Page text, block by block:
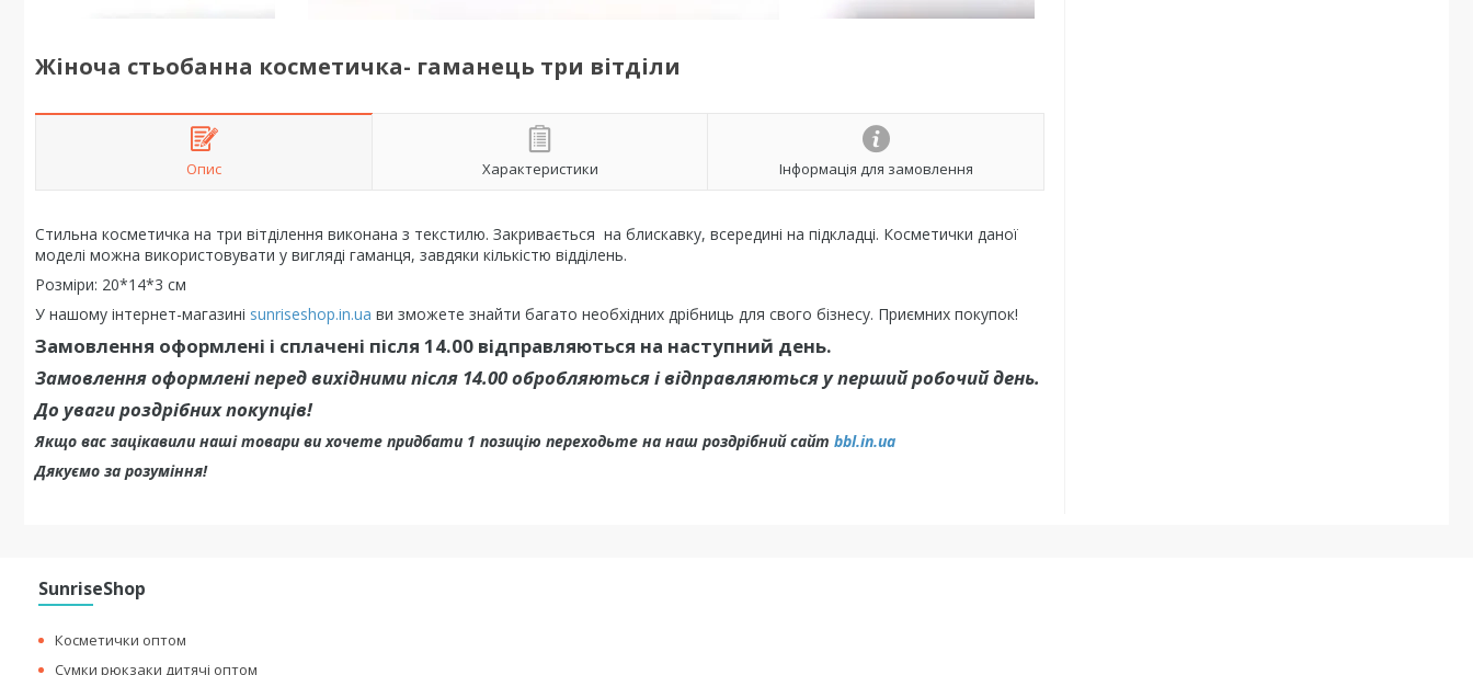
Жіноча стьобанна косметичка- гаманець три вітділи
Опис Характеристики Інформація для замовлення
Стильна косметичка на три вітділення виконана з текстилю. Закривається на блискавку, всередині на підкладці. Косметички даної
моделі можна використовувати у вигляді гаманця, завдяки кількістю відділень.
Розміри: 20*14*3 см
У нашому інтернет-магазині sunriseshop.in.ua ви зможете знайти багато необхідних дрібниць для свого бізнесу. Приємних покупок!
Замовлення оформлені і сплачені після 14.00 відправляються на наступний день.
Замовлення оформлені перед вихідними після 14.00 обробляються і відправляються у перший робочий день.
До уваги роздрібних покупців!
Якщо вас зацікавили наші товари ви хочете придбати 1 позицію переходьте на наш роздрібний сайт bbl.in.ua
Дякуємо за розуміння!
SunriseShop
Косметички оптом
Сумки рюкзаки дитячі оптом